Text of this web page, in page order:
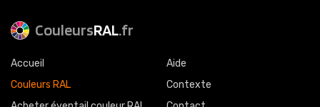
CouleursRAL.fr
Accueil
Couleurs RAL
Aide
Contexte